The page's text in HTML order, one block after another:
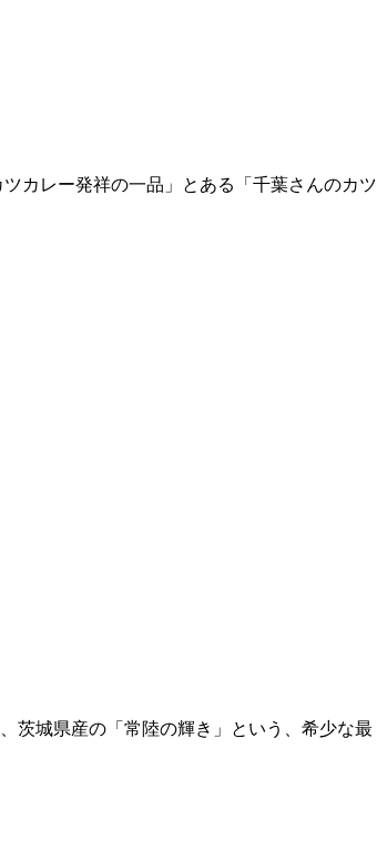
カレー発祥の一品」とある「千葉さんのカツ
茨城県産の「常陸の輝き」という、希少な最